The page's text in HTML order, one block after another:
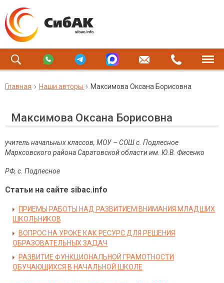
Главная Наши авторы Максимова Оксана Борисовна
Максимова Оксана Борисовна
учитель начальных классов, МОУ – СОШ с. Подлесное
Марксовского района Саратовской области им. Ю.В. Фисенко
РФ, с. Подлесное
Статьи на сайте sibac.info
ПРИЕМЫ РАБОТЫ НАД РАЗВИТИЕМ ВНИМАНИЯ МЛАДШИХ
ШКОЛЬНИКОВ
ВОПРОС НА УРОКЕ КАК РЕСУРС ДЛЯ РЕШЕНИЯ
ОБРАЗОВАТЕЛЬНЫХ ЗАДАЧ
РАЗВИТИЕ ФУНКЦИОНАЛЬНОЙ ГРАМОТНОСТИ
ОБУЧАЮЩИХСЯ В НАЧАЛЬНОЙ ШКОЛЕ